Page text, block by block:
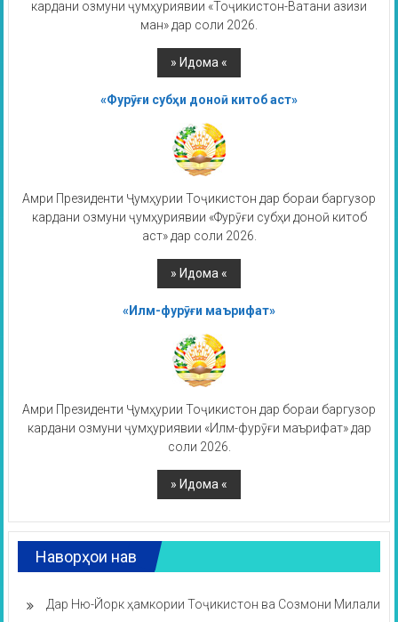
кардани озмуни ҷумҳуриявии «Тоҷикистон-Ватани азизи
ман» дар соли 2026.
«Фурӯғи субҳи доноӣ китоб аст»
Амри Президенти Ҷумҳурии Тоҷикистон дар бораи баргузор
кардани озмуни ҷумҳуриявии «Фурӯғи субҳи доноӣ китоб
аст» дар соли 2026.
«Илм-фурӯғи маърифат»
Амри Президенти Ҷумҳурии Тоҷикистон дар бораи баргузор
кардани озмуни ҷумҳуриявии «Илм-фурӯғи маърифат» дар
соли 2026.
Наворҳои нав
Дар Ню-Йорк ҳамкории Тоҷикистон ва Созмони Милали